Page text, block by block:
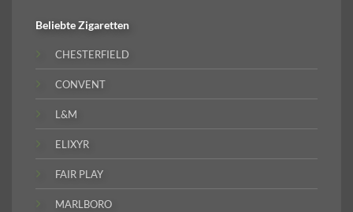
BeliebteZigaretten
CHESTERFIELD
CONVENT
L&M
ELIXYR
FAIR PLAY
MARLBORO